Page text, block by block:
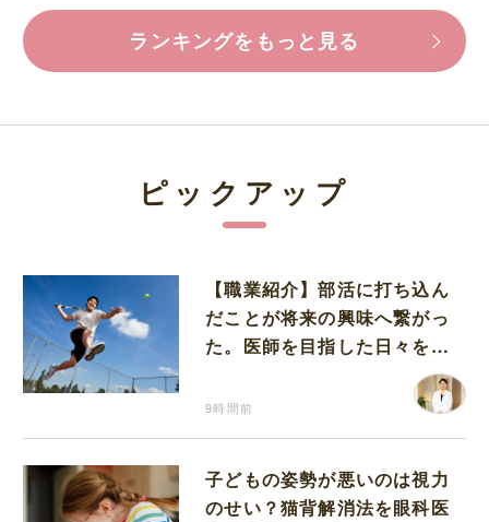
ランキングをもっと見る
ピックアップ
【職業紹介】部活に打ち込ん
だことが将来の興味へ繋がっ
た。医師を目指した日々を振
9時間前
子どもの姿勢が悪いのは視力
のせい？猫背解消法を眼科医